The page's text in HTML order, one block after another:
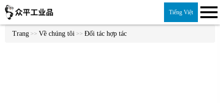
Tiếng Việt
Trang >> Về chúng tôi >> Đối tác hợp tác